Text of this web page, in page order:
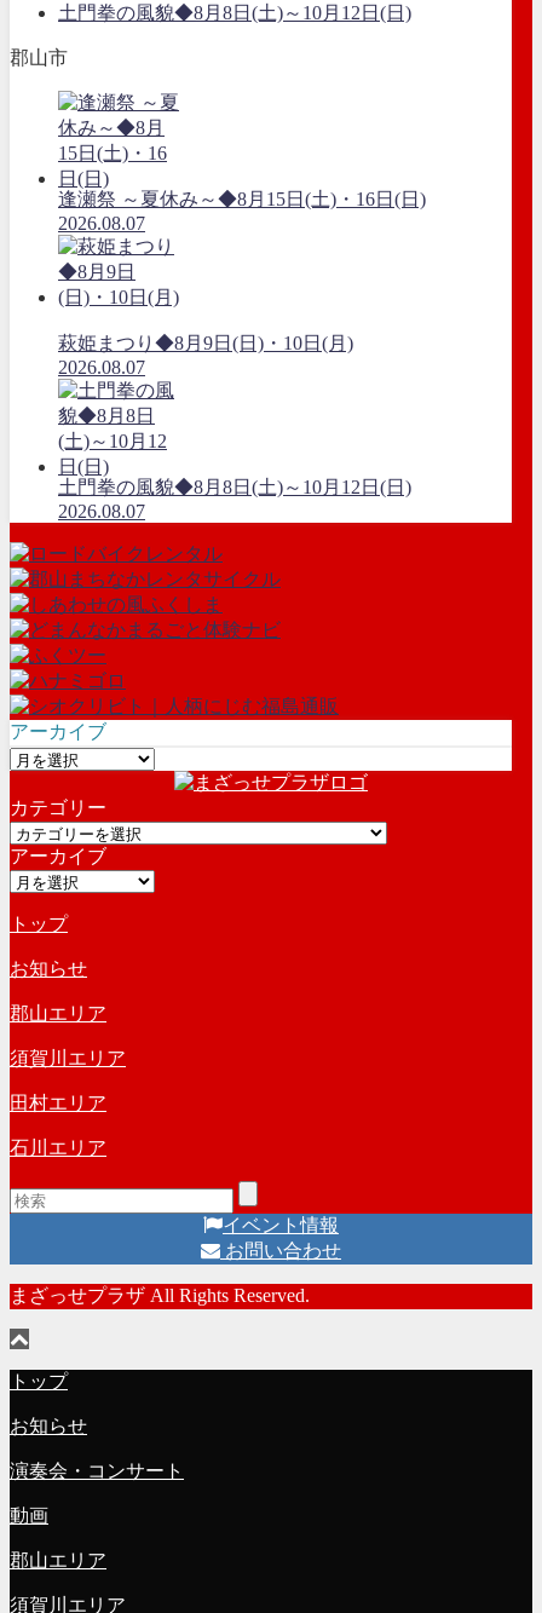
土門拳の風貌◆8月8日(土)～10月12日(日)
郡山市
逢瀬祭 ～夏休み～◆8月15日(土)・16日(日)
2026.08.07
萩姫まつり◆8月9日(日)・10日(月)
2026.08.07
土門拳の風貌◆8月8日(土)～10月12日(日)
2026.08.07
アーカイブ
ア
カ
イ
ブ
カテゴリー
カ
テ
ゴ
ー
アーカイブ
ア
カ
イ
ブ
トップ
お知らせ
郡山エリア
須賀川エリア
田村エリア
石川エリア
イベント情報
お問い合わせ
まざっせプラザ All Rights Reserved.
トップ
お知らせ
演奏会・コンサート
動画
郡山エリア
須賀川エリア